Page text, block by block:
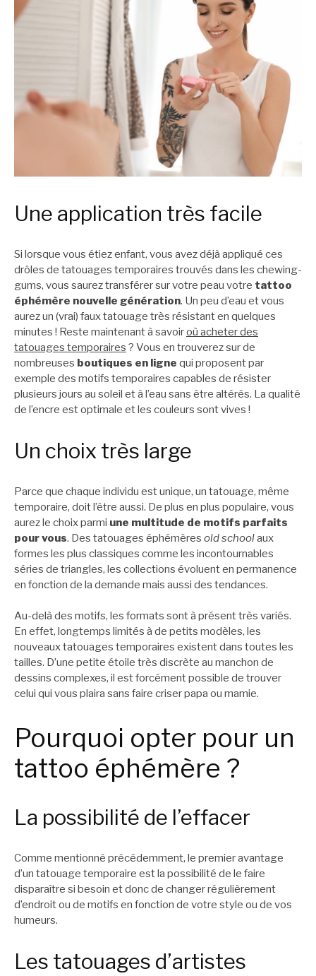
Une application très facile
Si lorsque vous étiez enfant, vous avez déjà appliqué ces
drôles de tatouages temporaires trouvés dans les chewing-
gums, vous saurez transférer sur votre peau votre tattoo
éphémère nouvelle génération. Un peu d’eau et vous
aurez un (vrai) faux tatouage très résistant en quelques
minutes ! Reste maintenant à savoiroù acheter des
tatouages temporaires ? Vous en trouverez sur de
nombreuses boutiques en ligne qui proposent par
exemple des motifs temporaires capables de résister
plusieurs jours au soleil et à l’eau sans être altérés. La qualité
de l’encre est optimale et les couleurs sont vives !
Un choix très large
Parce que chaque individu est unique, un tatouage, même
temporaire, doit l’être aussi. De plus en plus populaire, vous
aurez le choix parmi une multitude de motifs parfaits
pour vous. Des tatouages éphémères old schoolaux
formes les plus classiques comme les incontournables
séries de triangles, les collections évoluent en permanence
en fonction de la demande mais aussi des tendances.
Au-delà des motifs, les formats sont à présent très variés.
En effet, longtemps limités à de petits modèles, les
nouveaux tatouages temporaires existent dans toutes les
tailles. D’une petite étoile très discrète au manchon de
dessins complexes, il est forcément possible de trouver
celui qui vous plaira sans faire criser papa ou mamie.
Pourquoi opter pour un
tattoo éphémère ?
La possibilité de l’effacer
Comme mentionné précédemment, le premier avantage
d’un tatouage temporaire est la possibilité de le faire
disparaître si besoin et donc de changer régulièrement
d’endroit ou de motifs en fonction de votre style ou de vos
humeurs.
Les tatouages d’artistes